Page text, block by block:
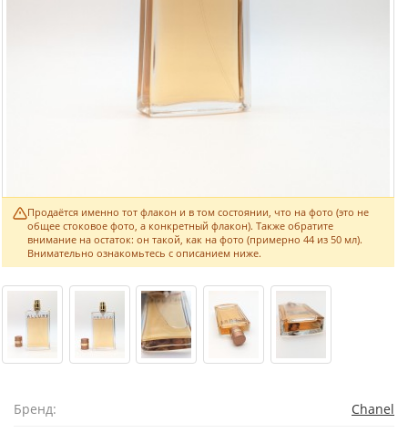
Продаётся именно тот флакон и в том состоянии, что на фото (это не
общее стоковое фото, а конкретный флакон). Также обратите
внимание на остаток: он такой, как на фото (примерно 44 из 50 мл).
Внимательно ознакомьтесь с описанием ниже.
Бренд:
Chanel